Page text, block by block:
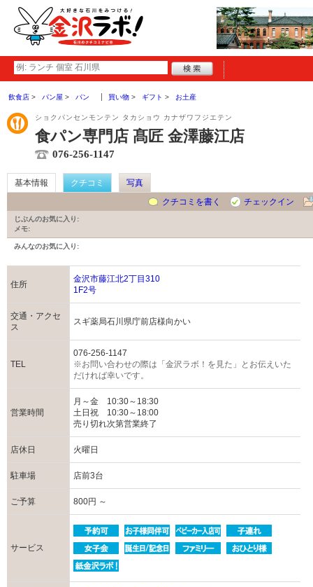
飲食店 パン屋 パン 買い物 ギフト お土産
ショクパンセンモンテン タカショウ カナザワフジエテン
食パン専門店 髙匠 金澤藤江店
076-256-1147
基本情報 クチコミ
写真
クチコミを書く
チェックイン
じぶんのお気に入り:
メモ:
みんなのお気に入り:
住所
金沢市藤江北2丁目310
1F2号
交通・アクセ
ス
スギ薬局石川県庁前店様向かい
TEL
076-256-1147
※お問い合わせの際は「金沢ラボ！を見た」とお伝えいた
だければ幸いです。
営業時間
月～金 10:30～18:30
土日祝 10:30～18:00
売り切れ次第営業終了
店休日 火曜日
駐車場 店前3台
ご予算 800円 ～
サービス